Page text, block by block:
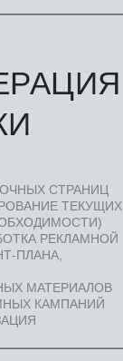
СТРАНИЦ
ТЕКУЩИХ
РЕКЛАМНОЙ
ПЛАНА,
МАТЕРИАЛОВ
КАМПАНИЙ